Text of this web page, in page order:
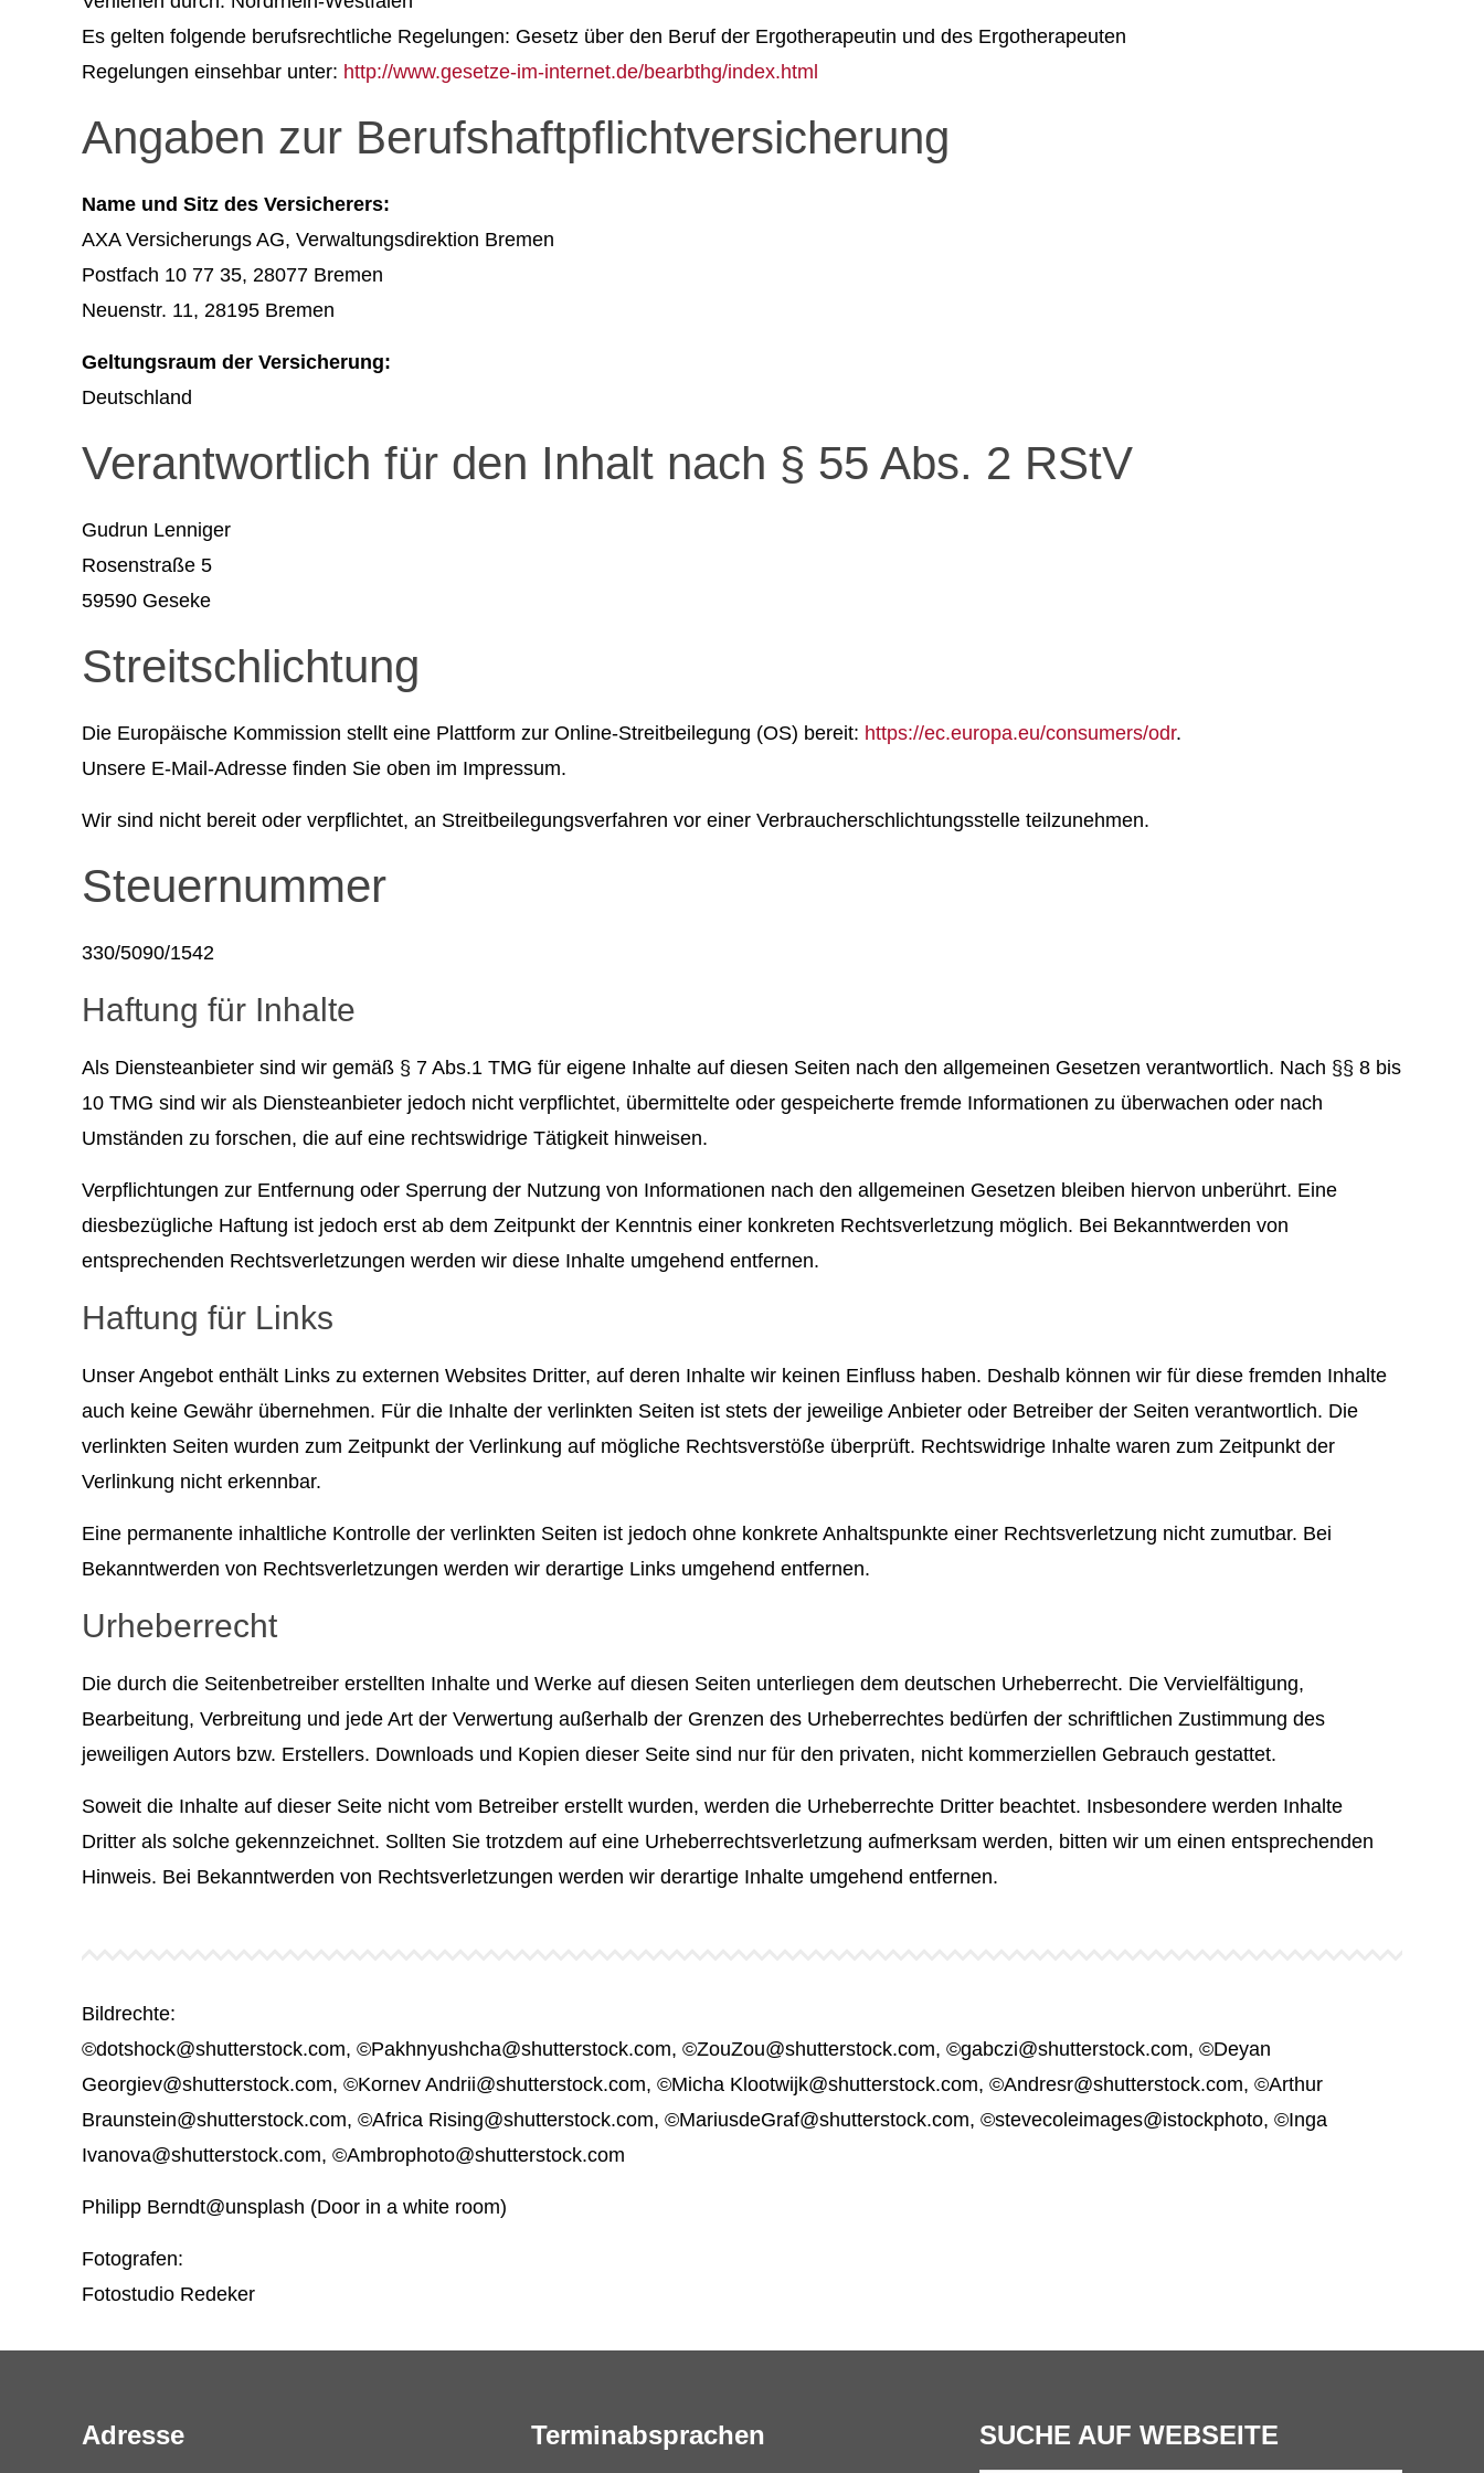
Es gelten folgende berufsrechtliche Regelungen: Gesetz über den Beruf der Ergotherapeutin und des Ergotherapeuten
Regelungen einsehbar unter: http://www.gesetze-im-internet.de/bearbthg/index.html
Angaben zur Berufshaftpflichtversicherung
Name und Sitz des Versicherers:
AXA Versicherungs AG, Verwaltungsdirektion Bremen
Postfach 10 77 35, 28077 Bremen
Neuenstr. 11, 28195 Bremen
Geltungsraum der Versicherung:
Deutschland
Verantwortlich für den Inhalt nach § 55 Abs. 2 RStV
Gudrun Lenniger
Rosenstraße 5
59590 Geseke
Streitschlichtung
Die Europäische Kommission stellt eine Plattform zur Online-Streitbeilegung (OS) bereit: https://ec.europa.eu/consumers/odr.
Unsere E-Mail-Adresse finden Sie oben im Impressum.
Wir sind nicht bereit oder verpflichtet, an Streitbeilegungsverfahren vor einer Verbraucherschlichtungsstelle teilzunehmen.
Steuernummer
330/5090/1542
Haftung für Inhalte
Als Diensteanbieter sind wir gemäß § 7 Abs.1 TMG für eigene Inhalte auf diesen Seiten nach den allgemeinen Gesetzen verantwortlich. Nach §§ 8 bis
10 TMG sind wir als Diensteanbieter jedoch nicht verpflichtet, übermittelte oder gespeicherte fremde Informationen zu überwachen oder nach
Umständen zu forschen, die auf eine rechtswidrige Tätigkeit hinweisen.
Verpflichtungen zur Entfernung oder Sperrung der Nutzung von Informationen nach den allgemeinen Gesetzen bleiben hiervon unberührt. Eine
diesbezügliche Haftung ist jedoch erst ab dem Zeitpunkt der Kenntnis einer konkreten Rechtsverletzung möglich. Bei Bekanntwerden von
entsprechenden Rechtsverletzungen werden wir diese Inhalte umgehend entfernen.
Haftung für Links
Unser Angebot enthält Links zu externen Websites Dritter, auf deren Inhalte wir keinen Einfluss haben. Deshalb können wir für diese fremden Inhalte
auch keine Gewähr übernehmen. Für die Inhalte der verlinkten Seiten ist stets der jeweilige Anbieter oder Betreiber der Seiten verantwortlich. Die
verlinkten Seiten wurden zum Zeitpunkt der Verlinkung auf mögliche Rechtsverstöße überprüft. Rechtswidrige Inhalte waren zum Zeitpunkt der
Verlinkung nicht erkennbar.
Eine permanente inhaltliche Kontrolle der verlinkten Seiten ist jedoch ohne konkrete Anhaltspunkte einer Rechtsverletzung nicht zumutbar. Bei
Bekanntwerden von Rechtsverletzungen werden wir derartige Links umgehend entfernen.
Urheberrecht
Die durch die Seitenbetreiber erstellten Inhalte und Werke auf diesen Seiten unterliegen dem deutschen Urheberrecht. Die Vervielfältigung,
Bearbeitung, Verbreitung und jede Art der Verwertung außerhalb der Grenzen des Urheberrechtes bedürfen der schriftlichen Zustimmung des
jeweiligen Autors bzw. Erstellers. Downloads und Kopien dieser Seite sind nur für den privaten, nicht kommerziellen Gebrauch gestattet.
Soweit die Inhalte auf dieser Seite nicht vom Betreiber erstellt wurden, werden die Urheberrechte Dritter beachtet. Insbesondere werden Inhalte
Dritter als solche gekennzeichnet. Sollten Sie trotzdem auf eine Urheberrechtsverletzung aufmerksam werden, bitten wir um einen entsprechenden
Hinweis. Bei Bekanntwerden von Rechtsverletzungen werden wir derartige Inhalte umgehend entfernen.
Bildrechte:
©dotshock@shutterstock.com, ©Pakhnyushcha@shutterstock.com, ©ZouZou@shutterstock.com, ©gabczi@shutterstock.com, ©Deyan
Georgiev@shutterstock.com, ©Kornev Andrii@shutterstock.com, ©Micha Klootwijk@shutterstock.com, ©Andresr@shutterstock.com, ©Arthur
Braunstein@shutterstock.com, ©Africa Rising@shutterstock.com, ©MariusdeGraf@shutterstock.com, ©stevecoleimages@istockphoto, ©Inga
Ivanova@shutterstock.com, ©Ambrophoto@shutterstock.com
Philipp Berndt@unsplash (Door in a white room)
Fotografen:
Fotostudio Redeker
Adresse Terminabsprachen SUCHE AUF WEBSEITE